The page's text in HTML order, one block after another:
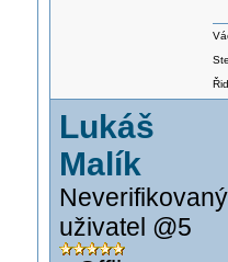
Lukáš
Malík
Neverifikovaný
uživatel @5